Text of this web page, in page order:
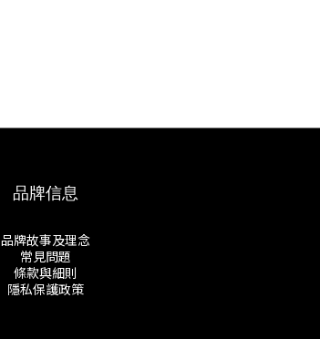
品牌信息
品牌故事及理念
常見問題
條款與細則
隱私保護政策